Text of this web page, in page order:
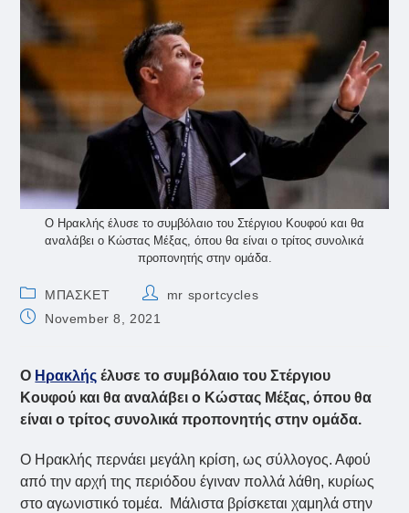
Ο Ηρακλής έλυσε το συμβόλαιο του Στέργιου Κουφού και θα
αναλάβει ο Κώστας Μέξας, όπου θα είναι ο τρίτος συνολικά
προπονητής στην ομάδα.
Post
category:
ΜΠΑΣΚΕΤ
Postmr sportcycles
PostNovember 8, 2021
Ο Ηρακλής έλυσε το συμβόλαιο του Στέργιου
Κουφού και θα αναλάβει ο Κώστας Μέξας, όπου θα
είναι ο τρίτος συνολικά προπονητής στην ομάδα.
Ο Ηρακλής περνάει μεγάλη κρίση, ως σύλλογος. Αφού
από την αρχή της περιόδου έγιναν πολλά λάθη, κυρίως
στο αγωνιστικό τομέα. Μάλιστα βρίσκεται χαμηλά στην